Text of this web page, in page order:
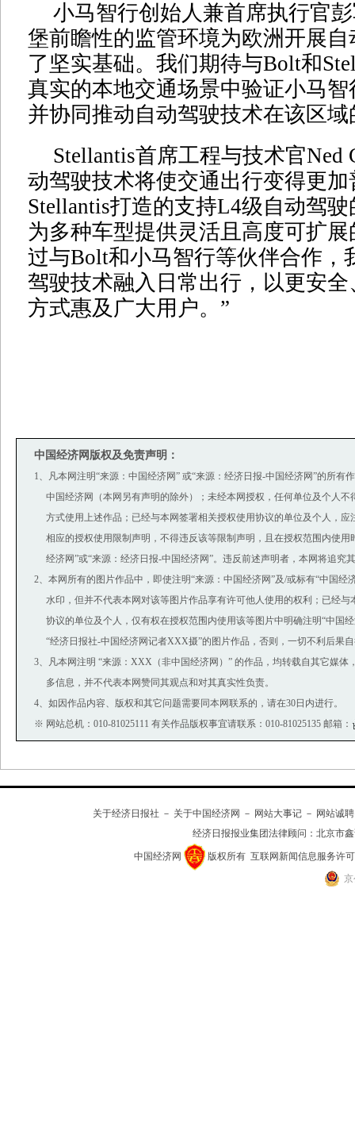
小马智行创始人兼首席执行官
堡前瞻性的监管环境为欧洲开展
了坚实基础。我们期待与Bolt和
真实的本地交通场景中验证小马
并协同推动自动驾驶技术在该区域
Stellantis首席工程与技术官Ned
动驾驶技术将使交通出行变得更
Stellantis打造的支持L4级自动驾
为多种车型提供灵活且高度可扩
过与Bolt和小马智行等伙伴合作，
驾驶技术融入日常出行，以更安
方式惠及广大用户。”
中国经济网版权及免责声明：
1、凡本网注明“来源：中国经济网” 或“来源：经济日报-中国经济网”的所有
中国经济网（本网另有声明的除外）；未经本网授权，任何单位及个人不
方式使用上述作品；已经与本网签署相关授权使用协议的单位及个人，应
相应的授权使用限制声明，不得违反该等限制声明，且在授权范围内使用
经济网”或“来源：经济日报-中国经济网”。违反前述声明者，本网将追究
2、本网所有的图片作品中，即使注明“来源：中国经济网”及/或标有“中国经
水印，但并不代表本网对该等图片作品享有许可他人使用的权利；已经与
协议的单位及个人，仅有权在授权范围内使用该等图片中明确注明“中国
“经济日报社-中国经济网记者XXX摄”的图片作品，否则，一切不利后果
3、凡本网注明 “来源：XXX（非中国经济网）” 的作品，均转载自其它媒体
多信息，并不代表本网赞同其观点和对其真实性负责。
4、如因作品内容、版权和其它问题需要同本网联系的，请在30日内进行。
※ 网站总机：010-81025111 有关作品版权事宜请联系：010-81025135 邮箱：
关于经济日报社 － 关于中国经济网 － 网站大事记 － 网站诚聘
经济日报报业集团法律顾问： 北京市
中国经济网 版权所有 互联网新闻信息服务许可
京